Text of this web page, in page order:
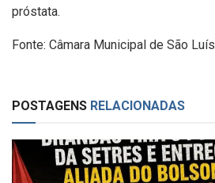
próstata.
Fonte: Câmara Municipal de São Luís
POSTAGENS RELACIONADAS